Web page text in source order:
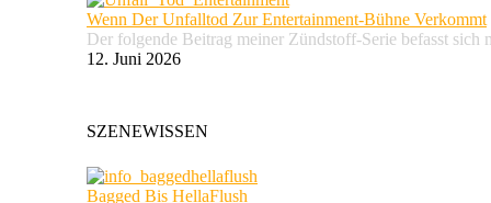
Wenn Der Unfalltod Zur Entertainment-Bühne Verkommt
Der folgende Beitrag meiner Zündstoff-Serie befasst
12. Juni 2026
SZENEWISSEN
Bagged Bis HellaFlush